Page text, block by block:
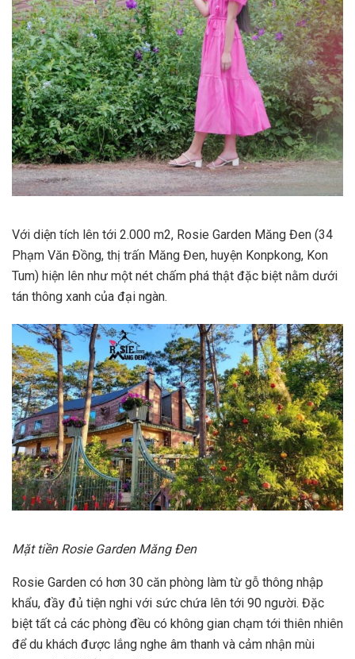
Với diện tích lên tới 2.000 m2, Rosie Garden Măng Đen (34
Phạm Văn Đồng, thị trấn Măng Đen, huyện Konpkong, Kon
Tum) hiện lên như một nét chấm phá thật đặc biệt nằm dưới
tán thông xanh của đại ngàn.
Mặt tiền Rosie Garden Măng Đen
Rosie Garden có hơn 30 căn phòng làm từ gỗ thông nhập
khẩu, đầy đủ tiện nghi với sức chứa lên tới 90 người. Đặc
biệt tất cả các phòng đều có không gian chạm tới thiên nhiên
để du khách được lắng nghe âm thanh và cảm nhận mùi